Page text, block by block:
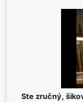
Ste zručný,